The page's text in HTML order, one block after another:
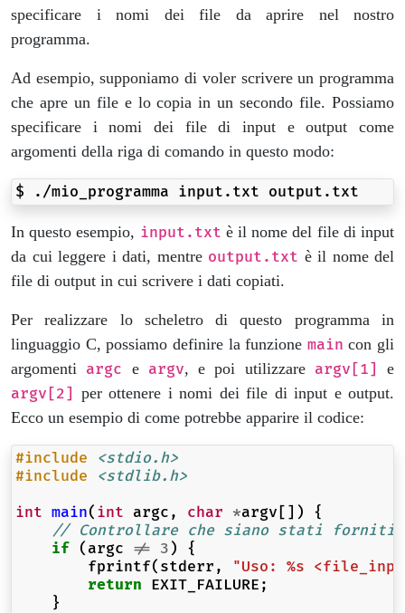
specificare i nomi dei file da aprire nel nostro
programma.
Ad esempio, supponiamo di voler scrivere un programma
che apre un file e lo copia in un secondo file. Possiamo
specificare i nomi dei file di input e output come
argomenti della riga di comando in questo modo:
$ ./mio_programma input.txt
In questo esempio, input.txt è il nome del file di input
da cui leggere i dati, mentre output.txt è il nome del
file di output in cui scrivere i dati copiati.
Per realizzare lo scheletro di questo programma in
linguaggio C, possiamo definire la funzione main con gli
argomenti argc e argv, e poi utilizzare argv[1]
e
argv[2]
per ottenere i nomi dei file di input e output.
Ecco un esempio di come potrebbe apparire il codice:
#include
<stdio.h>
#include
<stdlib.h>
int main( int argc , char *argv [])
{
// Controllare che siano stati
if ( argc != 3 )
{
fprintf( stderr ,
"Uso: %s
return EXIT_FAILURE ;
}